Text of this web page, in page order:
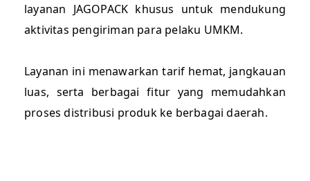
layanan JAGOPACK khusus untuk mendukung
aktivitas pengiriman para pelaku UMKM.
Layanan ini menawarkan tarif hemat, jangkauan
luas, serta berbagai fitur yang memudahkan
proses distribusi produk ke berbagai daerah.